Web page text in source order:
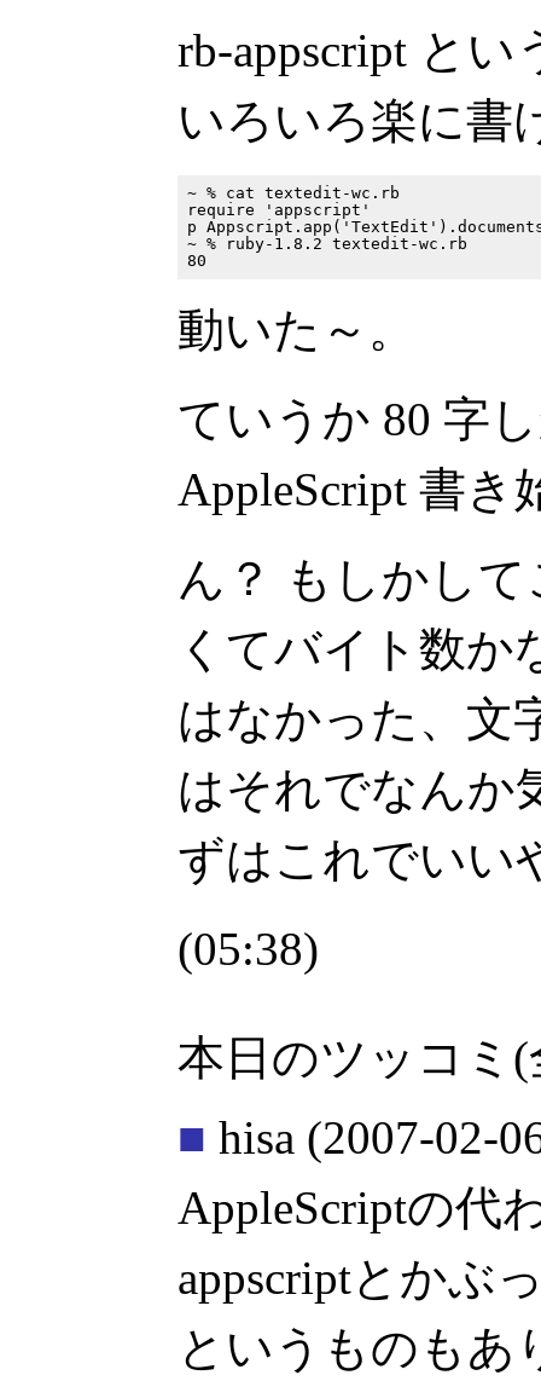
rb-appscript と
いろいろ楽に書
~ % cat textedit-wc.rb
require 'appscript'
p
~ % ruby-1.8.2 textedit-wc.rb
動いた～。
ていうか 80 字
AppleScript 書
ん？ もしかし
くてバイト数か
はなかった、文
はそれでなんか
ずはこれでいい
(05:38)
本日のツッコミ(
■ hisa (2007-02-
AppleScriptの代
appscriptとかぶ
というものもあ